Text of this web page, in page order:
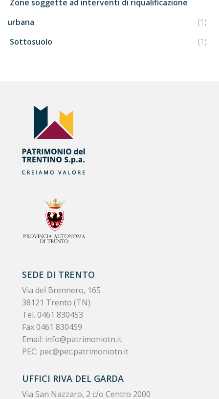
Zone soggette ad interventi di riqualificazione
urbana
(1)
Sottosuolo
(1)
SEDE DI TRENTO
Via del Brennero, 165
38121 Trento (TN)
Tel. 0461 830453
Fax 0461 830459
Email: info@patrimoniotn.it
PEC: pec@pec.patrimoniotn.it
UFFICI RIVA DEL GARDA
Via San Nazzaro, 2 c/o Centro 2000